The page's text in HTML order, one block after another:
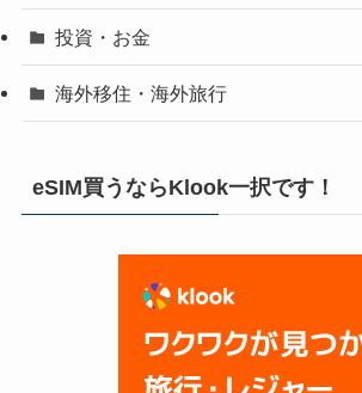
投資・お金
海外移住・海外旅行
eSIM買うならKlook一択です！